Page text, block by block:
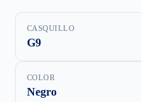
CASQUILLO
G9
COLOR
Negro